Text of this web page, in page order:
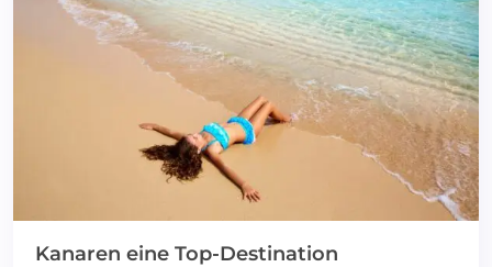
Kanaren eine Top-Destination